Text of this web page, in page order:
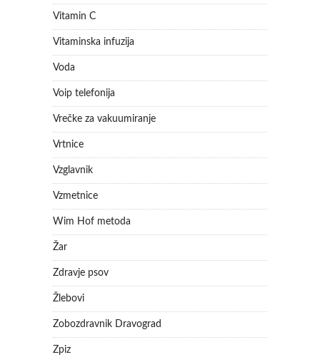
Vitamin C
Vitaminska infuzija
Voda
Voip telefonija
Vrečke za vakuumiranje
Vrtnice
Vzglavnik
Vzmetnice
Wim Hof metoda
Žar
Zdravje psov
Žlebovi
Zobozdravnik Dravograd
Zpiz